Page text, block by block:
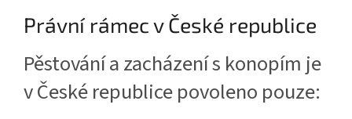
Právní rámec v České republice
Pěstování a zacházení s konopím je
v České republice povoleno pouze: